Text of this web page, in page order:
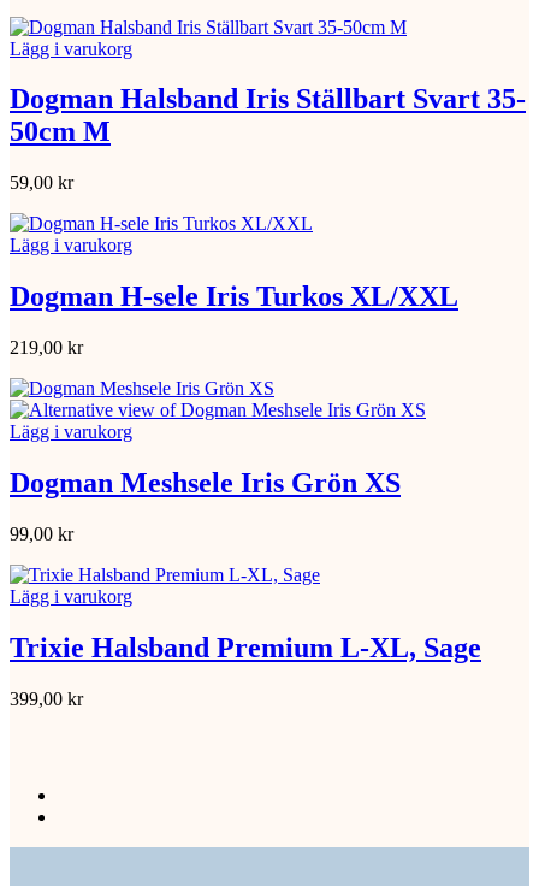
Lägg i varukorg
Dogman Halsband Iris Ställbart Svart 35-
50cm M
59,00 kr
Lägg i varukorg
Dogman H-sele Iris Turkos XL/XXL
219,00 kr
Lägg i varukorg
Dogman Meshsele Iris Grön XS
99,00 kr
Lägg i varukorg
Trixie Halsband Premium L-XL, Sage
399,00 kr